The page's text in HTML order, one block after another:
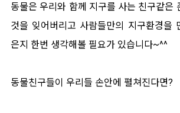
동물은 우리와 함께 지구를 사는 친구같은
것을 잊어버리고 사람들만의 지구환경을
은지 한번 생각해볼 필요가 있습니다~^^
동물친구들이 우리들 손안에 펼쳐진다면?